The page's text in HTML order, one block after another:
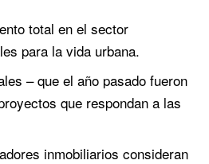
total en el sector
para la vida urbana.
– que el año pasado fueron
que respondan a las
inmobiliarios consideran